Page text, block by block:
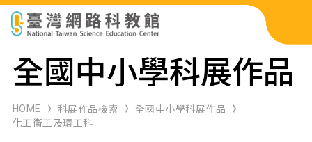
科展作品檢索
科學研習月刊
全國中小學科展作品
HOME 科展作品檢索
全國中小學科展作品
化工衛工及環工科